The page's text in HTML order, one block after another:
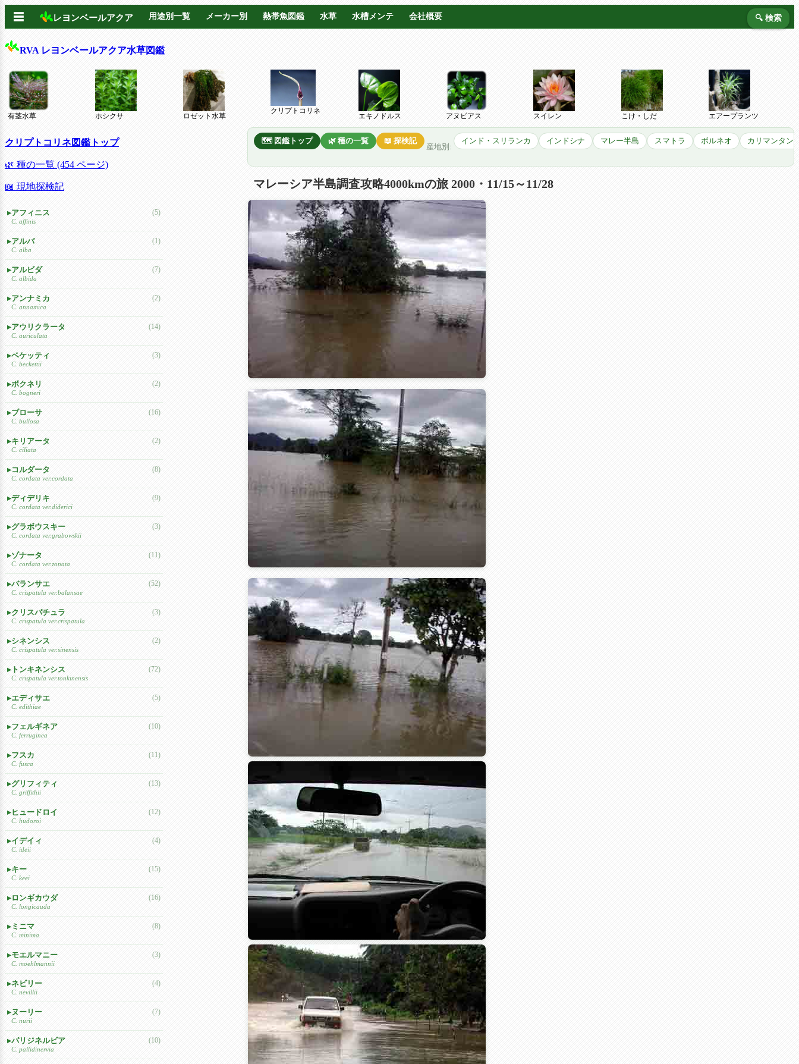
☰ レヨンベールアクア 用途別一覧 メーカー別 熱帯魚図鑑 水草 水槽メンテ 会社概要 🔍 検索
RVA レヨンベールアクア水草図鑑
有茎水草 ホシクサ ロゼット水草
クリプトコリネ
エキノドルス アヌビアス スイレン こけ・しだ エアープランツ
🗺️ 図鑑トップ 🌿 種の一覧 📖 探検記
産地別:
インド・スリランカ インドシナ マレー半島 スマトラ ボルネオ カリマンタン
マレーシア半島調査攻略4000kmの旅 2000・11/15～11/28
クリプトコリネ図鑑トップ
🌿 種の一覧 (454 ページ)
📖 現地探検記
アフィニス
C. affinis
(5)
アルバ
C. alba
(1)
アルビダ
C. albida
(7)
アンナミカ
C. annamica
(2)
アウリクラータ
C. auriculata
(14)
ベケッティ
C. beckettii
(3)
ボクネリ
C. bogneri
(2)
ブローサ
C. bullosa
(16)
キリアータ
C. ciliata
(2)
コルダータ
C. cordata ver.cordata
(8)
ディデリキ
C. cordata ver.diderici
(9)
グラボウスキー
C. cordata ver.grabowskii
(3)
ゾナータ
C. cordata ver.zonata
(11)
バランサエ
C. crispatula ver.balansae
(52)
クリスパチュラ
C. crispatula ver.crispatula
(3)
シネンシス
C. crispatula ver.sinensis
(2)
トンキネンシス
C. crispatula ver.tonkinensis
(72)
エディサエ
C. edithiae
(5)
フェルギネア
C. ferruginea
(10)
フスカ
C. fusca
(11)
グリフィティ
C. griffithii
(13)
ヒュードロイ
C. hudoroi
(12)
イデイィ
C. ideii
(4)
キー
C. keei
(15)
ロンギカウダ
C. longicauda
(16)
ミニマ
C. minima
(8)
モエルマニー
C. moehlmannii
(3)
ネビリー
C. nevillii
(4)
ヌーリー
C. nurii
(7)
パリジネルビア
C. pallidinervia
(10)